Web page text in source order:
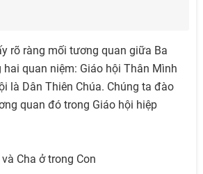
rõ ràng mối tương quan giữa Ba
quan niệm: Giáo hội Thân Mình
là Dân Thiên Chúa. Chúng ta đào
quan đó trong Giáo hội hiệp
Cha ở trong Con